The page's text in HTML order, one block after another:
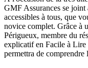
GMF Assurances se
accessibles à tous, que
novice complet. Grâce à
Périgueux, membre du
explicatif en Facile à
permettra de comprendre